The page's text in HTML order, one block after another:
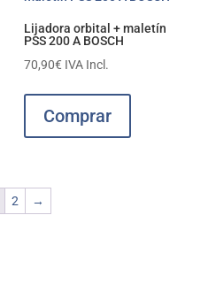
Lijadora orbital + maletín
PSS 200 A BOSCH
70,90€ IVA Incl.
Comprar
2 →